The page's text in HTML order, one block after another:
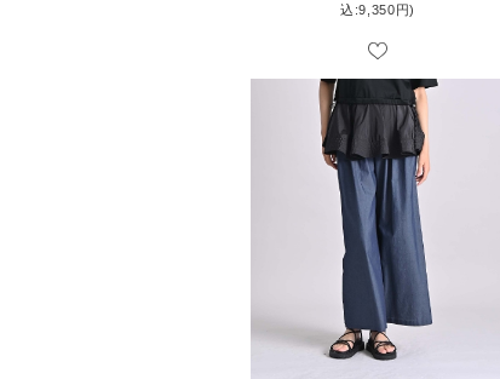
込:9,350円)